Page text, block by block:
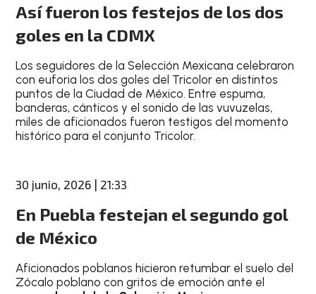
Así fueron los festejos de los dos
goles en la CDMX
Los seguidores de la Selección Mexicana celebraron
con euforia los dos goles del Tricolor en distintos
puntos de la Ciudad de México. Entre espuma,
banderas, cánticos y el sonido de las vuvuzelas,
miles de aficionados fueron testigos del momento
histórico para el conjunto Tricolor.
30 junio, 2026 | 21:33
En Puebla festejan el segundo gol
de México
Aficionados poblanos hicieron retumbar el suelo del
Zócalo poblano con gritos de emoción ante el